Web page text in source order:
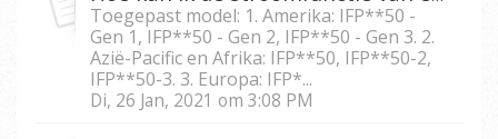
Toegepast model: 1. Amerika: IFP**50 -
Gen 1, IFP**50 - Gen 2, IFP**50 - Gen 3. 2.
Azië-Pacific en Afrika: IFP**50, IFP**50-2,
IFP**50-3. 3. Europa: IFP*...
Di, 26 Jan, 2021 om 3:08 PM